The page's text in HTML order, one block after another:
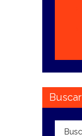
Buscar
Buscar: